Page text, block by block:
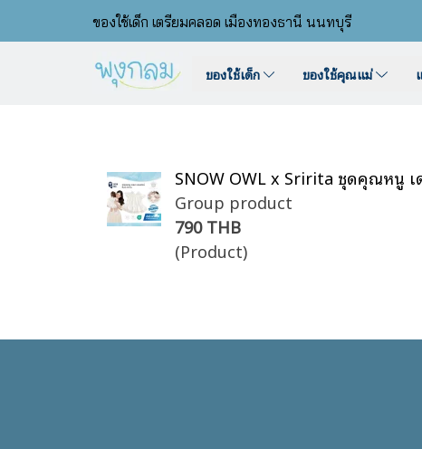
ของใช้เด็ก เตรียมคลอด เมืองทองธานี นนทบุรี
ของใช้เด็ก ของใช้คุณแม่
SNOW OWL x Sririta ชุดคุณหนู เ
Group product
790 THB
(Product)